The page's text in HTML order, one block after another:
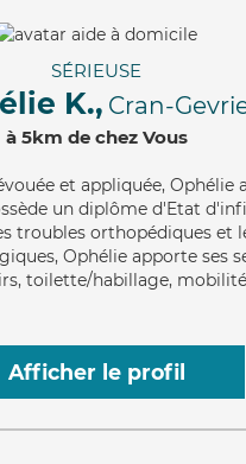
SÉRIEUSE
K., Cran-
à 5km de chez Vous
et appliquée, Ophélie
un diplôme d'Etat
troubles orthopédiques et
Ophélie apporte ses
toilette/habillage,
Afficher le profil